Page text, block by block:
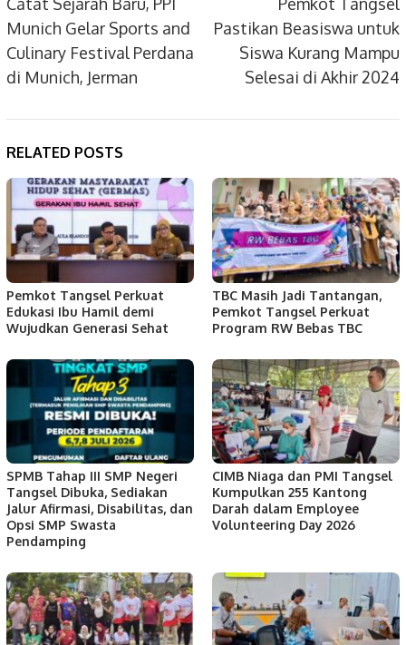
Munich Gelar Sports and
Culinary Festival Perdana
di Munich, Jerman
Pastikan Beasiswa untuk
Siswa Kurang Mampu
Selesai di Akhir 2024
RELATED POSTS
Pemkot Tangsel Perkuat
Edukasi Ibu Hamil demi
Wujudkan Generasi Sehat
TBC Masih Jadi Tantangan,
Pemkot Tangsel Perkuat
Program RW Bebas TBC
SPMB Tahap III SMP Negeri
Tangsel Dibuka, Sediakan
Jalur Afirmasi, Disabilitas, dan
Opsi SMP Swasta
Pendamping
CIMB Niaga dan PMI Tangsel
Kumpulkan 255 Kantong
Darah dalam Employee
Volunteering Day 2026